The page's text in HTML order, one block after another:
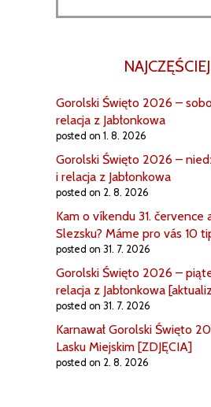
Gorolski Święto 2026 –
relacja z Jabłonkowa
posted on 1. 8. 2026
Gorolski Święto 2026 –
i relacja z Jabłonkowa
posted on 2. 8. 2026
Kam o víkendu 31. července
Slezsku? Máme pro vás 10
posted on 31. 7. 2026
Gorolski Święto 2026 –
relacja z Jabłonkowa
posted on 31. 7. 2026
Karnawał Gorolski Święto
Lasku Miejskim [ZDJĘCIA]
posted on 2. 8. 2026